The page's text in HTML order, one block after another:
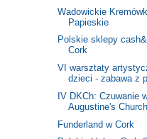
Wadowickie
Papieskie
Polskie sklepy
Cork
VI warsztaty
dzieci - zabawa z
IV DKCh: Czuwanie
Augustine's Church
Funderland w Cork